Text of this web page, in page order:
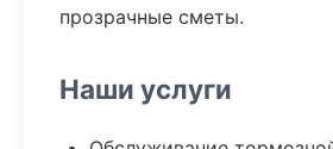
прозрачные сметы.
Наши услуги